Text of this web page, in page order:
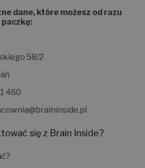
dane, które możesz od razu
58/2
460
się z Brain Inside?